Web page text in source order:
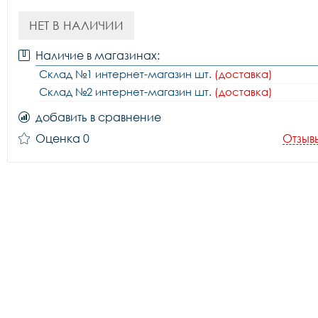
НЕТ В НАЛИЧИИ
Наличие в магазинах:
Склад №1 интернет-магазин шт. (доставка)
Склад №2 интернет-магазин шт. (доставка)
добавить в сравнение
Оценка 0